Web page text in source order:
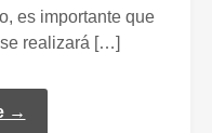
es importante que
realizará […]
→